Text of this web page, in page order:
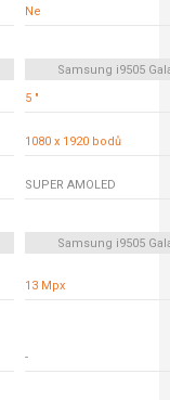
Ne
Samsung i9505
5 "
1080 x 1920 bodů
SUPER AMOLED
Samsung i9505
13 Mpx
-